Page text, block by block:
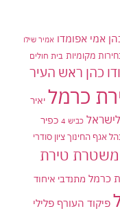
אמי אפומדו אמיר שילו
מקומיות בית חולים
כהן ראש העיר
כרמל יאיר
כביש 4
כפיר
אגף החינוך ציון סודרי
משטרת טירת
כרמל מתנדבי איחוד
פיקוד העורף פלילי